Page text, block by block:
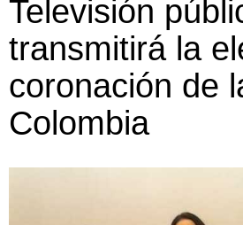
Televisión
transmitirá la
coronación de
Colombia